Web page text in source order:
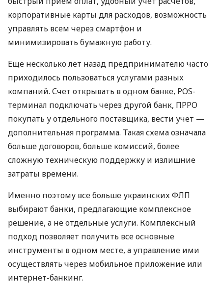
корпоративные карты для расходов, возможность
управлять всем через смартфон и
минимизировать бумажную работу.
Еще несколько лет назад предпринимателю часто
приходилось пользоваться услугами разных
компаний. Счет открывать в одном банке, POS-
терминал подключать через другой банк, ПРРО
покупать у отдельного поставщика, вести учет —
дополнительная программа. Такая схема означала
больше договоров, больше комиссий, более
сложную техническую поддержку и излишние
затраты времени.
Именно поэтому все больше украинских ФЛП
выбирают банки, предлагающие комплексное
решение, а не отдельные услуги. Комплексный
подход позволяет получить все основные
инструменты в одном месте, а управление ими
осуществлять через мобильное приложение или
интернет-банкинг.